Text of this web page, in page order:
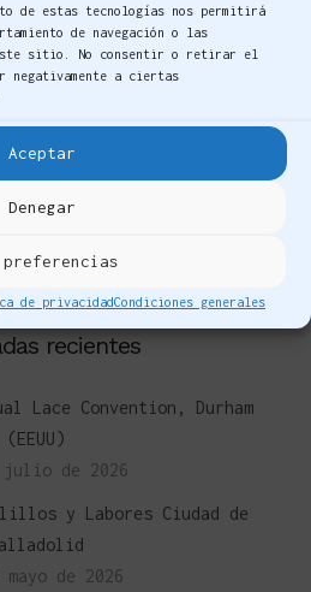
de estas tecnologías nos permitirá
de navegación o las
sitio. No consentir o retirar el
negativamente a ciertas
Aceptar
Denegar
de privacidadCondiciones generales
y Oficios
Artesanía
y Arte
Historia
categoría
recientes
Lace Convention, Durham
(EEUU)
julio de 2026
y Labores Ciudad de
de 2026